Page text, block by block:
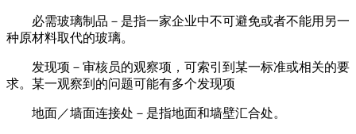
必需玻璃制品－是指一家企业中不可避免或者不能用另一
种原材料取代的玻璃。
发现项－审核员的观察项，可索引到某一标准或相关的要
求。某一观察到的问题可能有多个发现项
地面／墙面连接处－是指地面和墙壁汇合处。